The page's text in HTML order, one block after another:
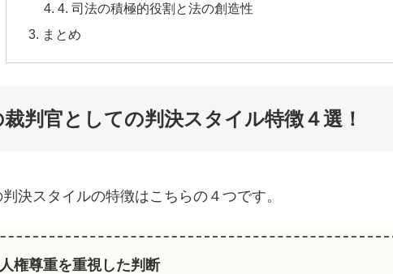
4. 司法の積極的役割と法の創造性
まとめ
判官としての判決スタイル特徴４選！
決スタイルの特徴はこちらの４つです。
権尊重を重視した判断